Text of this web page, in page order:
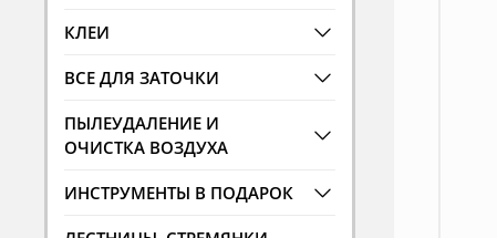
КЛЕИ
ВСЕ ДЛЯ ЗАТОЧКИ
ПЫЛЕУДАЛЕНИЕ И
ОЧИСТКА ВОЗДУХА
ИНСТРУМЕНТЫ В ПОДАРОК